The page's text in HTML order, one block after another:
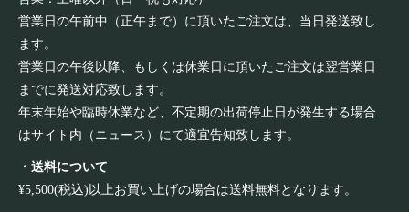
営業日の午前中（正午まで）に頂いたご注文は、当日発送致し
ます。
営業日の午後以降、もしくは休業日に頂いたご注文は翌営業日
までに発送対応致します。
年末年始や臨時休業など、不定期の出荷停止日が発生する場合
はサイト内（ニュース）にて適宜告知致します。
・送料について
¥5,500(税込)以上お買い上げの場合は送料無料となります。